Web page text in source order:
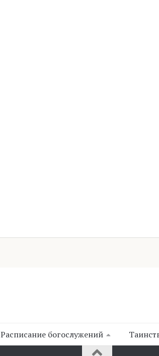
Расписание богослужений